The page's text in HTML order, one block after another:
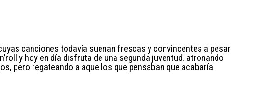
canciones todavía suenan frescas y convincentes a pesar
y hoy en día disfruta de una segunda juventud, atronando
pero regateando a aquellos que pensaban que acabaría